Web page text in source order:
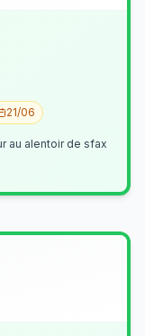
21/06
au alentoir de sfax